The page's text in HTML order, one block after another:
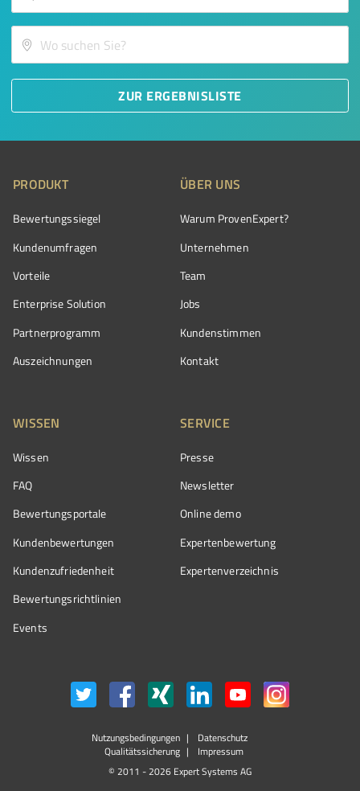
ZUR ERGEBNISLISTE
PRODUKT
Bewertungssiegel
Kundenumfragen
Vorteile
Enterprise Solution
Partnerprogramm
Auszeichnungen
ÜBER UNS
Warum ProvenExpert?
Unternehmen
Team
Jobs
Kundenstimmen
Kontakt
WISSEN
Wissen
FAQ
Bewertungsportale
Kundenbewertungen
Kundenzufriedenheit
Bewertungs­richtlinien
Events
SERVICE
Presse
Newsletter
Online demo
Expertenbewertung
Expertenverzeichnis
Nutzungsbedingungen
Datenschutz
Qualitätssicherung
Impressum
© 2011 - 2026 Expert Systems AG